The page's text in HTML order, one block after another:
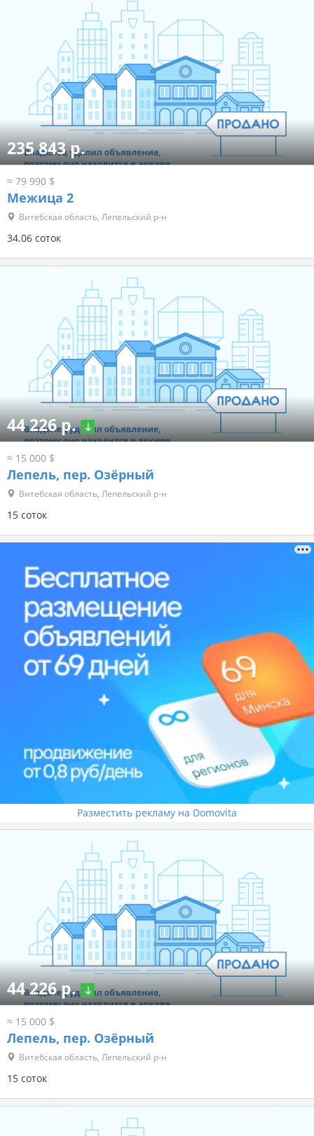
235 843 р.
≈ 79 990 $
Межица 2
Витебская область, Лепельский р-н
34.06 соток
44 226 р.
≈ 15 000 $
Лепель, пер. Озёрный
Витебская область, Лепельский р-н
15 соток
Разместить рекламу на Domovita
44 226 р.
≈ 15 000 $
Лепель, пер. Озёрный
Витебская область, Лепельский р-н
15 соток